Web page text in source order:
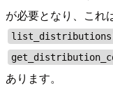
が必要となり、これ
あります。